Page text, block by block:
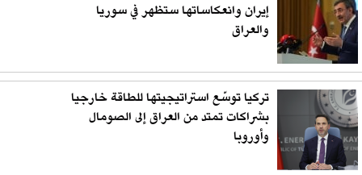
إيران وانعكاساتها ستظهر في سوريا
والعراق
تركيا توسّع استراتيجيتها للطاقة خارجيا
بشراكات تمتد من العراق إلى الصومال
وأوروبا